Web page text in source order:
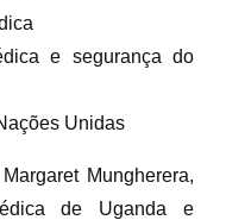
e segurança do
Unidas
Mungherera,
de Uganda e